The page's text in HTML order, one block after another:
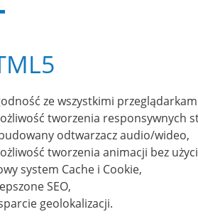
ze wszystkimi
tworzenia responsywnych
odtwarzacz audio/wideo,
tworzenia animacji bez
system Cache i Cookie,
SEO,
geolokalizacji.